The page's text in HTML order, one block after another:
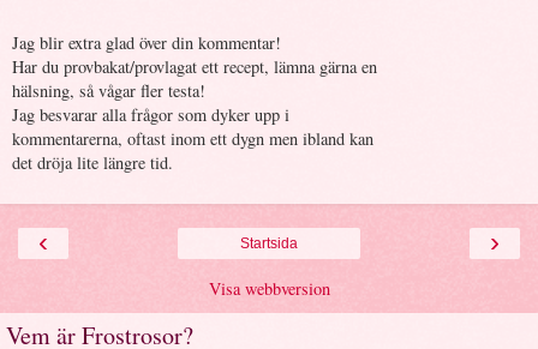
Jag blir extra glad över din kommentar!
Har du provbakat/provlagat ett recept, lämna gärna en
hälsning, så vågar fler testa!
Jag besvarar alla frågor som dyker upp i
kommentarerna, oftast inom ett dygn men ibland kan
det dröja lite längre tid.
‹ ›
Startsida
Visa webbversion
Vem är Frostrosor?